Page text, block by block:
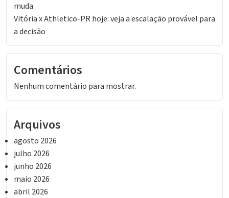
muda
Vitória x Athletico-PR hoje: veja a escalação provável para
a decisão
Comentários
Nenhum comentário para mostrar.
Arquivos
agosto 2026
julho 2026
junho 2026
maio 2026
abril 2026